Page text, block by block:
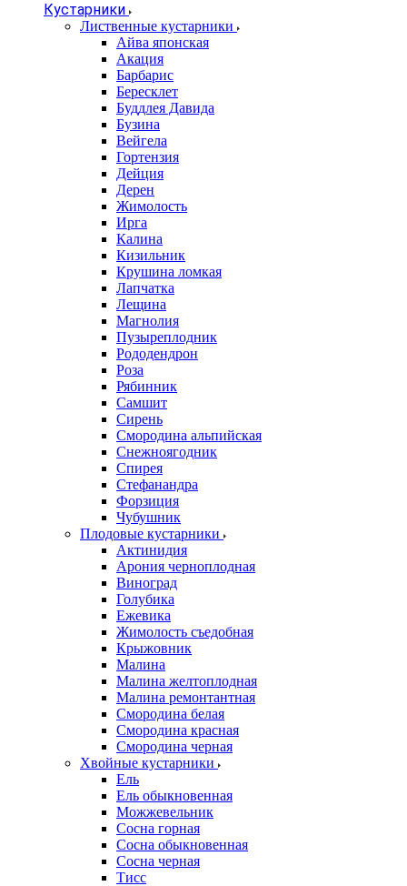
Кустарники
Лиственные кустарники
Айва японская
Акация
Барбарис
Бересклет
Буддлея Давида
Бузина
Вейгела
Гортензия
Дейция
Дерен
Жимолость
Ирга
Калина
Кизильник
Крушина ломкая
Лапчатка
Лещина
Магнолия
Пузыреплодник
Рододендрон
Роза
Рябинник
Самшит
Сирень
Смородина альпийская
Снежноягодник
Спирея
Стефанандра
Форзиция
Чубушник
Плодовые кустарники
Актинидия
Арония черноплодная
Виноград
Голубика
Ежевика
Жимолость съедобная
Крыжовник
Малина
Малина желтоплодная
Малина ремонтантная
Смородина белая
Смородина красная
Смородина черная
Хвойные кустарники
Ель
Ель обыкновенная
Можжевельник
Сосна горная
Сосна обыкновенная
Сосна черная
Тисс